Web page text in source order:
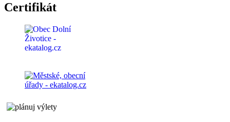
Certifikát